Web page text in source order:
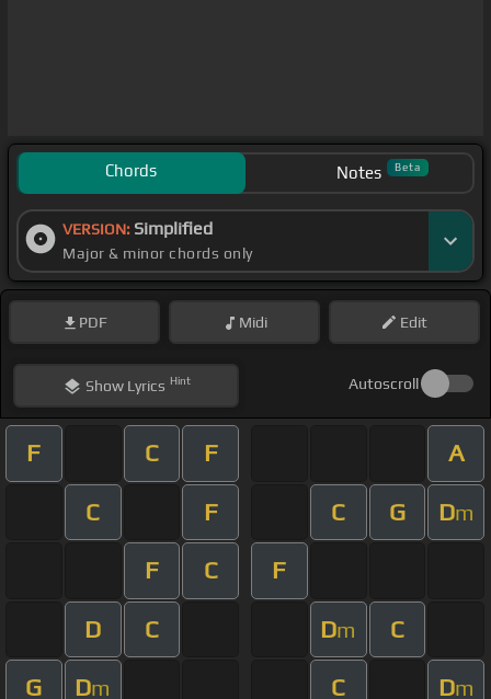
Chords Notes Beta
VERSION: Simplified
Major & minor chords only
PDF Midi Edit
ShowLyrics Hint Autoscroll
F C F A
C F C G Dm
F C F
D C Dm C
G Dm C Dm